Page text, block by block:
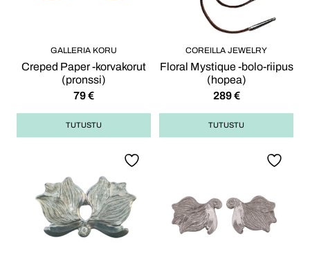
GALLERIA KORU
Creped Paper -korvakorut
(pronssi)
79€
TUTUSTU
COREILLA JEWELRY
Floral Mystique -bolo-riipus
(hopea)
289€
TUTUSTU